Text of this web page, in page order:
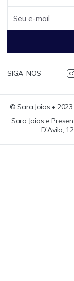
Seu e-mail
SIGA-NOS
© Sara Joias • 2023
Sara Joias e
D'Avila,